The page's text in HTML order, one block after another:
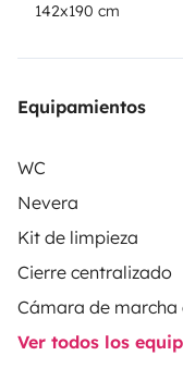
142x190 cm
Equipamientos
WC
Nevera
Kit de limpieza
Cierre centralizado
Cámara de marcha
Ver todos los